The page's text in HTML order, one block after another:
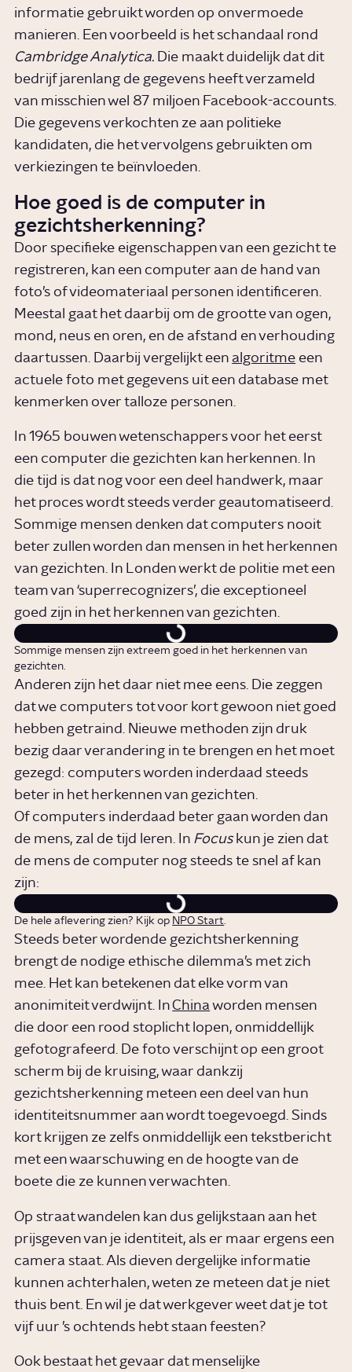
informatie gebruikt worden op onvermoede
manieren. Een voorbeeld is het schandaal rond
Cambridge Analytica. Die maakt duidelijk dat dit
bedrijf jarenlang de gegevens heeft verzameld
van misschien wel 87 miljoen Facebook-accounts.
Die gegevens verkochten ze aan politieke
kandidaten, die het vervolgens gebruikten om
verkiezingen te beïnvloeden.
Hoe goed is de computer in
gezichtsherkenning?
Door specifieke eigenschappen van een gezicht te
registreren, kan een computer aan de hand van
foto’s of videomateriaal personen identificeren.
Meestal gaat het daarbij om de grootte van ogen,
mond, neus en oren, en de afstand en verhouding
daartussen. Daarbij vergelijkt eenalgoritme een
actuele foto met gegevens uit een database met
kenmerken over talloze personen.
In 1965 bouwen wetenschappers voor het eerst
een computer die gezichten kan herkennen. In
die tijd is dat nog voor een deel handwerk, maar
het proces wordt steeds verder geautomatiseerd.
Sommige mensen denken dat computers nooit
beter zullen worden dan mensen in het herkennen
van gezichten. In Londen werkt de politie met een
team van ‘superrecognizers’, die exceptioneel
goed zijn in het herkennen van gezichten.
Sommige mensen zijn extreem goed in het herkennen van
gezichten.
Anderen zijn het daar niet mee eens. Die zeggen
dat we computers tot voor kort gewoon niet goed
hebben getraind. Nieuwe methoden zijn druk
bezig daar verandering in te brengen en het moet
gezegd: computers worden inderdaad steeds
beter in het herkennen van gezichten.
Of computers inderdaad beter gaan worden dan
de mens, zal de tijd leren. In Focuskun je zien dat
de mens de computer nog steeds te snel af kan
zijn:
De hele aflevering zien? Kijk op NPO Start.
Steeds beter wordende gezichtsherkenning
brengt de nodige ethische dilemma’s met zich
mee. Het kan betekenen dat elke vorm van
anonimiteit verdwijnt. InChina worden mensen
die door een rood stoplicht lopen, onmiddellijk
gefotografeerd. De foto verschijnt op een groot
scherm bij de kruising, waar dankzij
gezichtsherkenning meteen een deel van hun
identiteitsnummer aan wordt toegevoegd. Sinds
kort krijgen ze zelfs onmiddellijk een tekstbericht
met een waarschuwing en de hoogte van de
boete die ze kunnen verwachten.
Op straat wandelen kan dus gelijkstaan aan het
prijsgeven van je identiteit, als er maar ergens een
camera staat. Als dieven dergelijke informatie
kunnen achterhalen, weten ze meteen dat je niet
thuis bent. En wil je dat werkgever weet dat je tot
vijf uur ’s ochtends hebt staan feesten?
Ook bestaat het gevaar dat menselijke